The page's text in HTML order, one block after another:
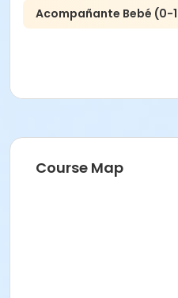
Acompañante Bebé (0-
Course Map